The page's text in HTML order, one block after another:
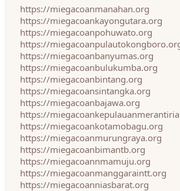
https://miegacoanmanahan.org
https://miegacoankayongutara.org
https://miegacoanpohuwato.org
https://
https://miegacoanbanyumas.org
https://miegacoanbulukumba.org
https://miegacoanbintang.org
https://miegacoansintangka.org
https://miegacoanbajawa.org
https://
https://miegacoankotamobagu.org
https://miegacoanmurungraya.org
https://miegacoanbimantb.org
https://miegacoannmamuju.org
https://miegacoanmanggaraintt.org
https://miegacoanniasbarat.org